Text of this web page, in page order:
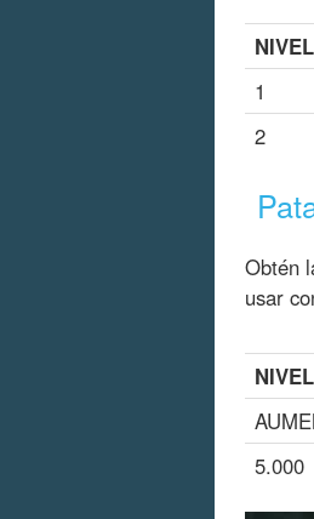
1
2
Obtén
usar
5.000